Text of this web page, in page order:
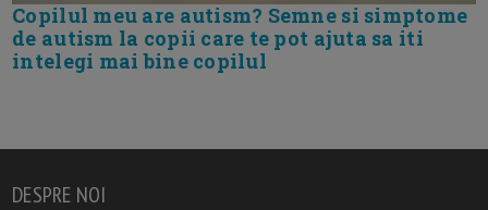
Copilul meu are autism? Semne si simptome
de autism la copii care te pot ajuta sa iti
intelegi mai bine copilul
DESPRE NOI